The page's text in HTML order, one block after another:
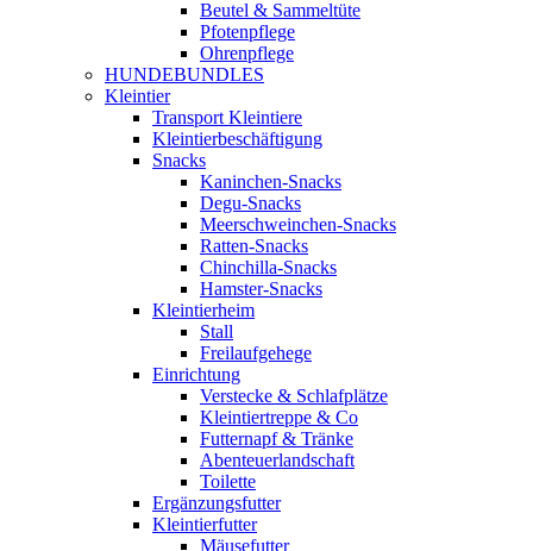
Beutel & Sammeltüte
Pfotenpflege
Ohrenpflege
HUNDEBUNDLES
Kleintier
Transport Kleintiere
Kleintierbeschäftigung
Snacks
Kaninchen-Snacks
Degu-Snacks
Meerschweinchen-Snacks
Ratten-Snacks
Chinchilla-Snacks
Hamster-Snacks
Kleintierheim
Stall
Freilaufgehege
Einrichtung
Verstecke & Schlafplätze
Kleintiertreppe & Co
Futternapf & Tränke
Abenteuerlandschaft
Toilette
Ergänzungsfutter
Kleintierfutter
Mäusefutter